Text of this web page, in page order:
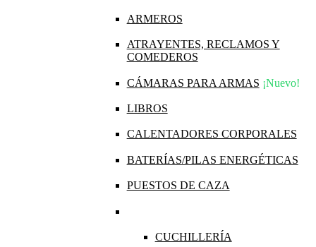
ARMEROS
ATRAYENTES, RECLAMOS Y
COMEDEROS
CÁMARAS PARA ARMAS ¡Nuevo!
LIBROS
CALENTADORES CORPORALES
BATERÍAS/PILAS ENERGÉTICAS
PUESTOS DE CAZA
CUCHILLERÍA